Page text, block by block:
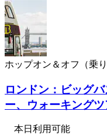
ホップオン＆オフ（乗
ロンドン：ビッグ
ー、ウォーキング
本日利用可能